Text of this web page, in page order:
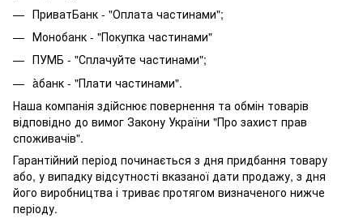
ПриватБанк - "Оплата частинами";
Монобанк - "Покупка частинами"
ПУМБ - "Сплачуйте частинами";
àбанк - "Плати частинами".
Наша компанія здійснює повернення та обмін товарів
відповідно до вимог Закону України "Про захист прав
споживачів".
Гарантійний період починається з дня придбання товару
або, у випадку відсутності вказаної дати продажу, з дня
його виробництва і триває протягом визначеного нижче
періоду.